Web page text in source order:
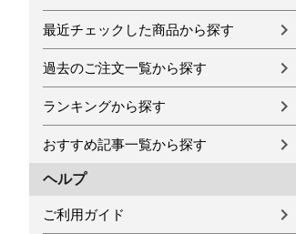
最近チェックした商品から探す
過去のご注文一覧から探す
ランキングから探す
おすすめ記事一覧から探す
ヘルプ
ご利用ガイド